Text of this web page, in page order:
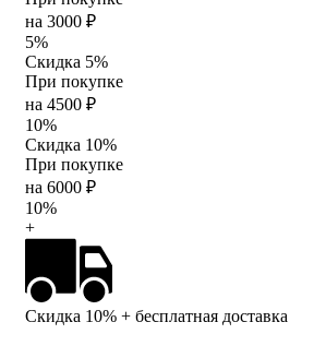
на 3000 ₽
5%
Скидка 5%
При покупке
на 4500 ₽
10%
Скидка 10%
При покупке
на 6000 ₽
10%
+
Скидка 10% + бесплатная доставка